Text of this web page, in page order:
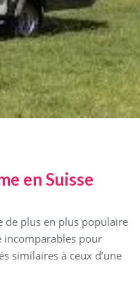
en Suisse
de plus en plus populaire
incomparables pour
similaires à ceux d’une